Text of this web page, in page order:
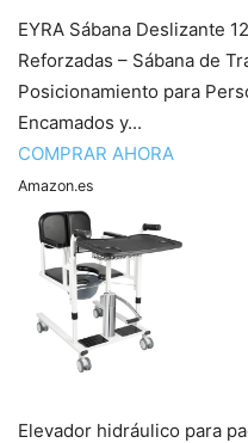
EYRA Sábana Deslizante
Reforzadas – Sábana de
Posicionamiento para
Encamados y...
COMPRAR AHORA
Amazon.es
Elevador hidráulico para